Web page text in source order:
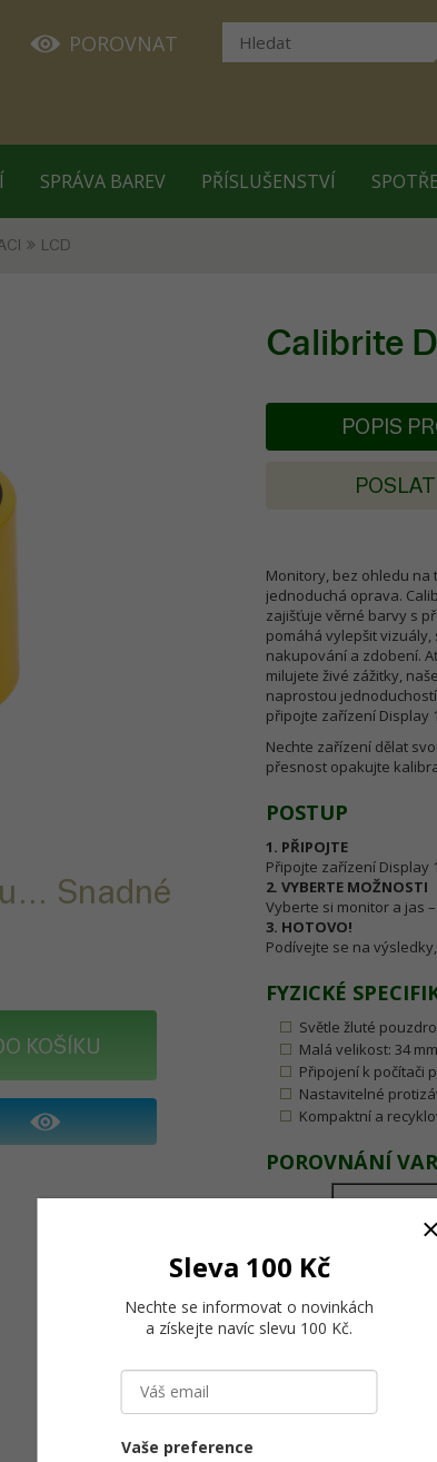
POROVNAT
SPRÁVA BAREV PŘÍSLUŠENSTVÍ
LCD
Calibrite
Snadné
DO KOŠÍKU
POPIS
Monitory, bez ohledu na
jednoduchá oprava.
zajišťuje věrné barvy s
pomáhá vylepšit
nakupování a zdobení.
milujete živé zážitky,
naprostou
připojte zařízení Display
Nechte zařízení dělat
přesnost opakujte
POSTUP
1. PŘIPOJTE
Připojte zařízení Display
2. VYBERTE MOŽNOSTI
Vyberte si monitor a jas
3. HOTOVO!
Podívejte se na
FYZICKÉ
Světle žluté pouzdro
Malá velikost: 34
Připojení k počítači
Nastavitelné
Kompaktní a
POROVNÁNÍ
Funguje i s
bodu
Ověření
Sleva 100 Kč
Nechte se informovat o novinkách
a získejte navíc slevu 100 Kč.
Vaše preference